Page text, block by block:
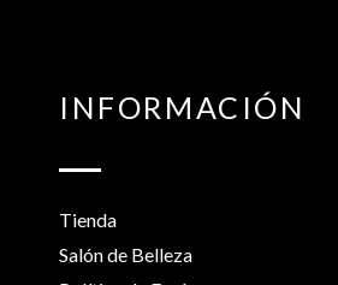
INFORMACIÓN
Tienda
Salón de Belleza